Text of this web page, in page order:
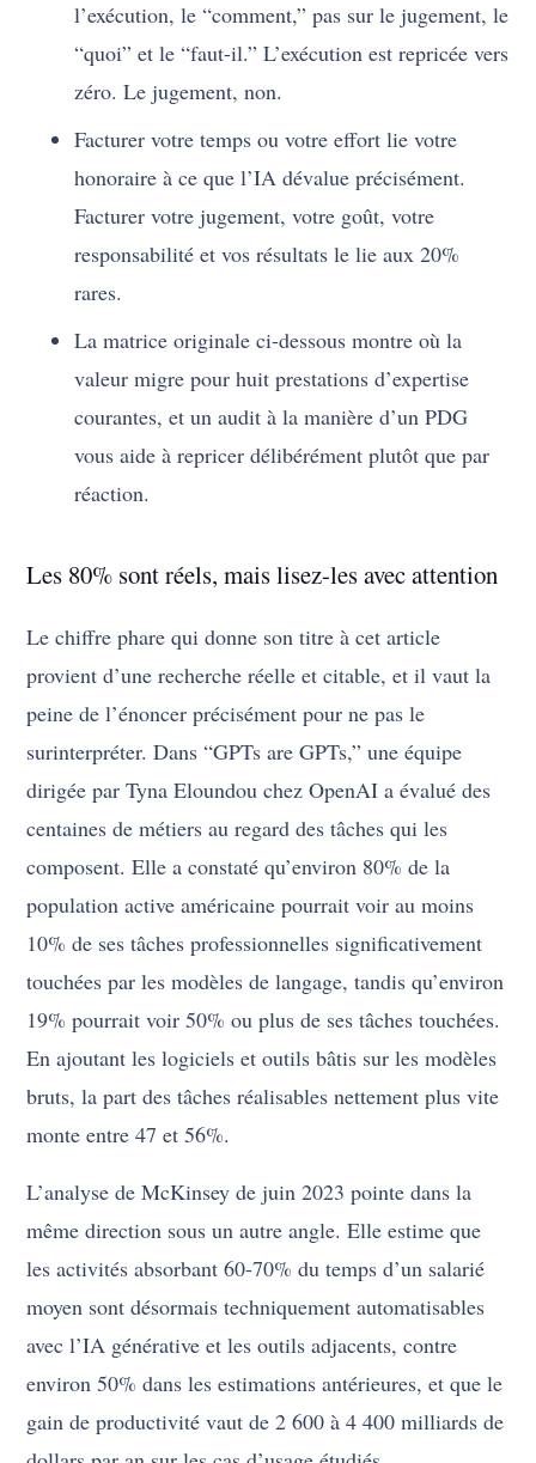
l’exécution, le “comment,” pas sur le jugement, le
“quoi” et le “faut-il.” L’exécution est repricée vers
zéro. Le jugement, non.
Facturer votre temps ou votre effort lie votre
honoraire à ce que l’IA dévalue précisément.
Facturer votre jugement, votre goût, votre
responsabilité et vos résultats le lie aux 20%
rares.
La matrice originale ci-dessous montre où la
valeur migre pour huit prestations d’expertise
courantes, et un audit à la manière d’un PDG
vous aide à repricer délibérément plutôt que par
réaction.
Les 80% sont réels, mais lisez-les avec attention
Le chiffre phare qui donne son titre à cet article
provient d’une recherche réelle et citable, et il vaut la
peine de l’énoncer précisément pour ne pas le
surinterpréter. Dans “GPTs are GPTs,” une équipe
dirigée par Tyna Eloundou chez OpenAI a évalué des
centaines de métiers au regard des tâches qui les
composent. Elle a constaté qu’environ 80% de la
population active américaine pourrait voir au moins
10% de ses tâches professionnelles significativement
touchées par les modèles de langage, tandis qu’environ
19% pourrait voir 50% ou plus de ses tâches touchées.
En ajoutant les logiciels et outils bâtis sur les modèles
bruts, la part des tâches réalisables nettement plus vite
monte entre 47 et 56%.
L’analyse de McKinsey de juin 2023 pointe dans la
même direction sous un autre angle. Elle estime que
les activités absorbant 60-70% du temps d’un salarié
moyen sont désormais techniquement automatisables
avec l’IA générative et les outils adjacents, contre
environ 50% dans les estimations antérieures, et que le
gain de productivité vaut de 2 600 à 4 400 milliards de